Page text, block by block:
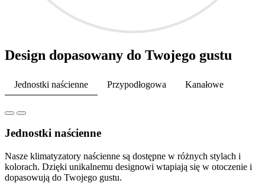
Design dopasowany do Twojego gustu
Jednostki naścienne Przypodłogowa Kanałowe
Jednostki naścienne
Nasze klimatyzatory naścienne są dostępne w różnych stylach i
kolorach. Dzięki unikalnemu designowi wtapiają się w otoczenie i
dopasowują do Twojego gustu.